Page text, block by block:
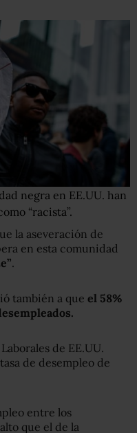
negra en EE.UU. han
“racista”.
la aseveración de
en esta comunidad
.
también a que el 58%
de EE.UU.
de desempleo de
entre los
que el de la